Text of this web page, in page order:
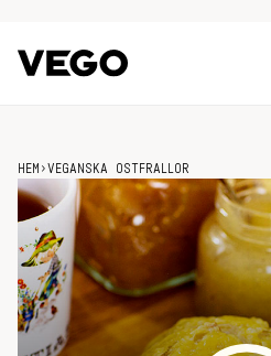
HEM ›VEGANSKA OSTFRALLOR